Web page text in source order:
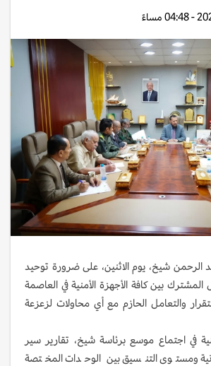
شيخ، يوم الاثنين، على ضرورة توحيد
بين كافة الأجهزة الأمنية في العاصمة
والتعامل الحازم مع أي محاولات لزعزعة
في اجتماع موسع برئاسة شيخ، تقارير سير
ومستوى التنسيق بين الوحدات المختصة